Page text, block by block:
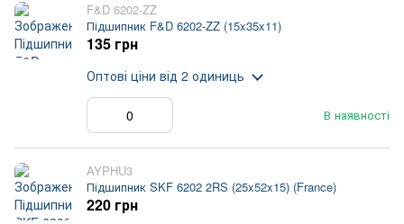
F&D 6202-ZZ
Підшипник F&D 6202-ZZ (15x35x11)
В наявності
135 грн
Оптові ціни від 2 одиниць
AYPHU3
Підшипник SKF 6202 2RS (25x52x15) (France)
220 грн